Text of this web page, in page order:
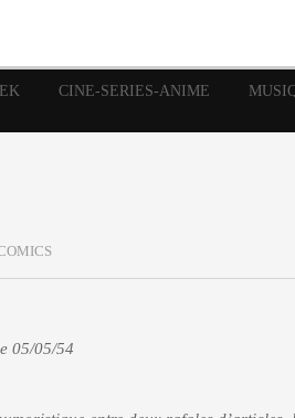
CINE-SERIES-ANIME
05/05/54
Punisher